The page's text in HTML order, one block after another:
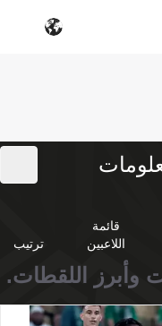
قائمة
اللاعبين
ترتيب
وأبرز اللقطات.